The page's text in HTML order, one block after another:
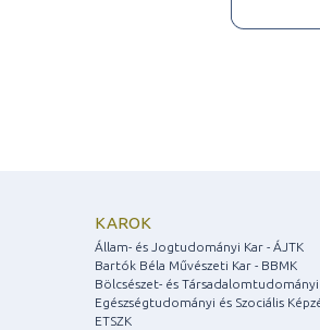
KAROK
Állam- és Jogtudományi Kar - ÁJTK
Bartók Béla Művészeti Kar - BBMK
Bölcsészet- és Társadalomtudományi
Egészségtudományi és Szociális
ETSZK